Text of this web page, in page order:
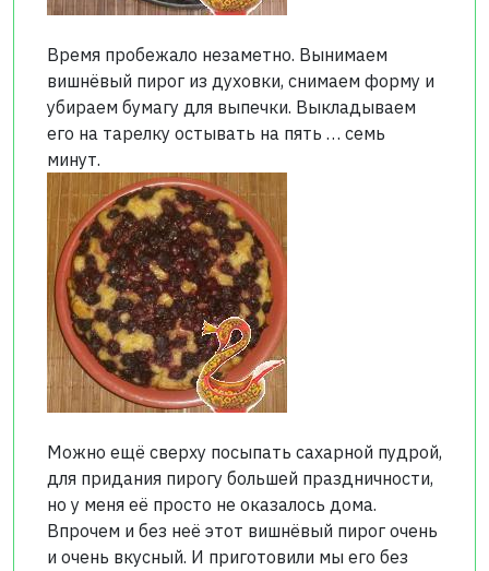
Время пробежало незаметно. Вынимаем
вишнёвый пирог из духовки, снимаем форму и
убираем бумагу для выпечки. Выкладываем
его на тарелку остывать на пять … семь
минут.
Можно ещё сверху посыпать сахарной пудрой,
для придания пирогу большей праздничности,
но у меня её просто не оказалось дома.
Впрочем и без неё этот вишнёвый пирог очень
и очень вкусный. И приготовили мы его без